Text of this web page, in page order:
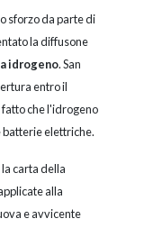
sforzo da parte di
la diffusone
idrogeno. San
entro il
fatto che l'idrogeno
batterie elettriche.
carta della
alla
e avvicente